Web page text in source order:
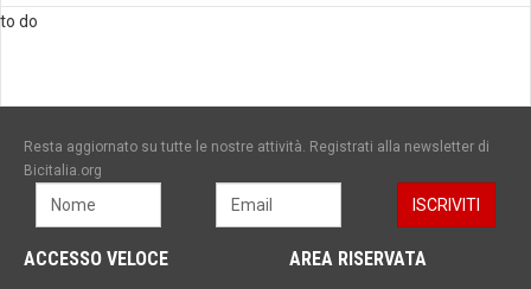
to do
Resta aggiornato su tutte le nostre attività. Registrati alla newsletter di
Bicitalia.org
ACCESSO VELOCE AREA RISERVATA